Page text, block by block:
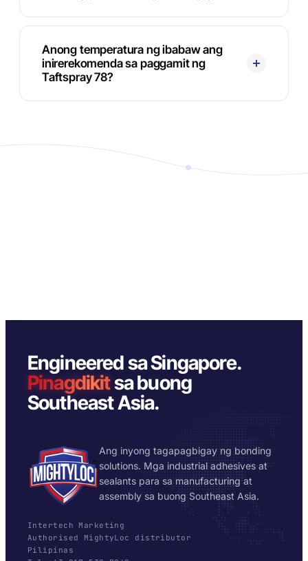
Anong temperatura ng ibabaw ang
inirerekomenda sa paggamit ng
Taftspray 78?
Engineered sa Singapore.
Pinagdikitsa buong
Southeast Asia.
Ang inyong tagapagbigay ng bonding
solutions. Mga industrial adhesives at
sealants para sa manufacturing at
assembly sa buong Southeast Asia.
Intertech Marketing
Authorised MightyLoc distributor
Pilipinas